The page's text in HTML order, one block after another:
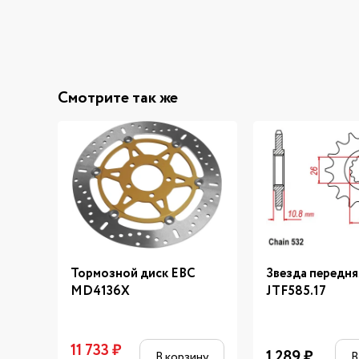
Смотрите так же
Тормозной диск EBC
MD4136X
11 733₽
Звезда
JTF585.17